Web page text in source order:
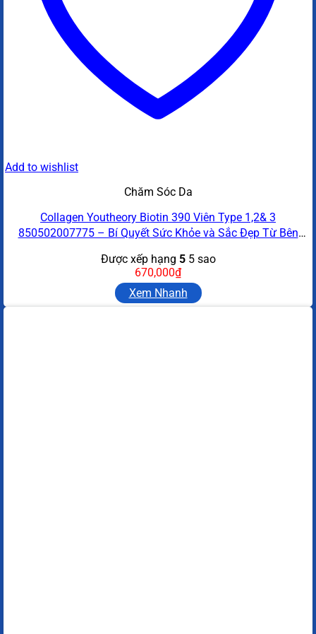
Add to wishlist
Chăm Sóc Da
Collagen Youtheory Biotin 390 Viên Type 1,2& 3
850502007775 – Bí Quyết Sức Khỏe và Sắc Đẹp Từ Bên
Được xếp hạng 55 sao
670,000₫
Xem Nhanh